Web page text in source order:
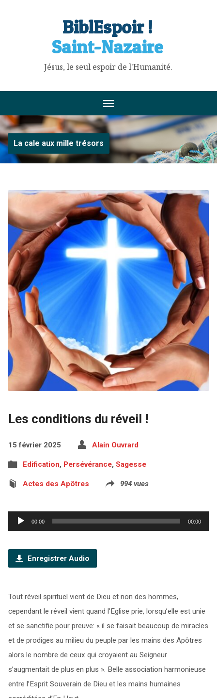
BiblEspoir !
Saint-Nazaire
Jésus, le seul espoir de l'Humanité.
La cale aux mille trésors
Les conditions du réveil !
15 février 2025 Alain Ouvrard
Edification, Persévérance, Sagesse
Actes des Apôtres 994 vues
Lecteur
audio
00:00 00:00
Enregistrer Audio
Tout réveil spirituel vient de Dieu et non des hommes,
cependant le réveil vient quand l’Eglise prie, lorsqu’elle est unie
et se sanctifie pour preuve: « il se faisait beaucoup de miracles
et de prodiges au milieu du peuple par les mains des Apôtres
alors le nombre de ceux qui croyaient au Seigneur
s’augmentait de plus en plus ». Belle association harmonieuse
entre l’Esprit Souverain de Dieu et les mains humaines